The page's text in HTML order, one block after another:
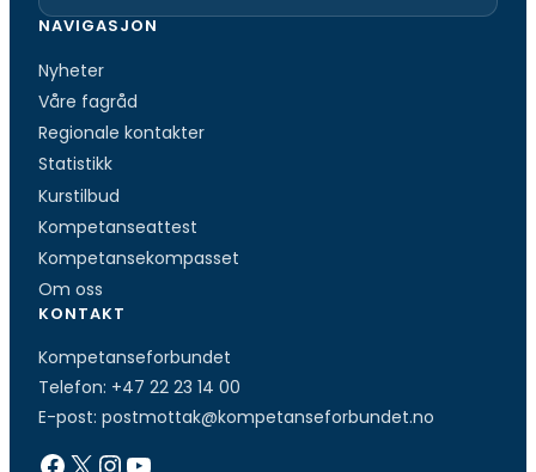
o
t
a
d
r
e
NAVIGASJON
Nyheter
Våre fagråd
Regionale kontakter
Statistikk
Kurstilbud
Kompetanseattest
Kompetansekompasset
Om oss
KONTAKT
Kompetanseforbundet
Telefon: +47 22 23 14 00
E-post: postmottak@kompetanseforbundet.no
Facebook X InstagramYouTube